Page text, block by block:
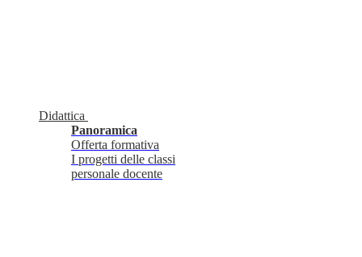
Didattica
Panoramica
Offerta formativa
I progetti delle classi
personale docente